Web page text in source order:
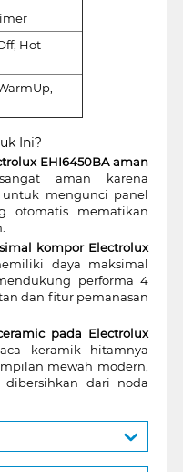
Hot
Ini?
EHI6450BA aman
aman karena
mengunci panel
otomatis mematikan
kompor Electrolux
daya maksimal
performa 4
dan fitur pemanasan
pada Electrolux
keramik hitamnya
mewah modern,
dari noda